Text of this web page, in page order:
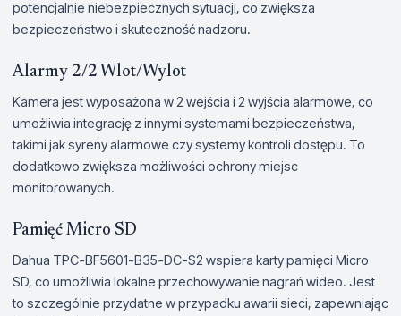
potencjalnie niebezpiecznych sytuacji, co zwiększa
bezpieczeństwo i skuteczność nadzoru.
Alarmy 2/2 Wlot/Wylot
Kamera jest wyposażona w 2 wejścia i 2 wyjścia alarmowe, co
umożliwia integrację z innymi systemami bezpieczeństwa,
takimi jak syreny alarmowe czy systemy kontroli dostępu. To
dodatkowo zwiększa możliwości ochrony miejsc
monitorowanych.
Pamięć Micro SD
Dahua TPC-BF5601-B35-DC-S2 wspiera karty pamięci Micro
SD, co umożliwia lokalne przechowywanie nagrań wideo. Jest
to szczególnie przydatne w przypadku awarii sieci, zapewniając